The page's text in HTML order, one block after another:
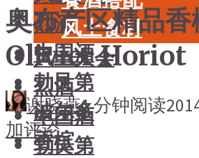
烈酒
中国酒
勃艮第
波尔多
香槟
风土食材
风土大会
烈酒
中国酒
勃艮第
奥布产区精品香
Olivier Horiot
谢晓燕1 分钟阅读
加评论